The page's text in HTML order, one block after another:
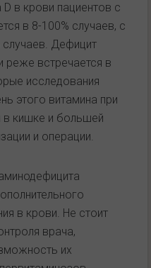
в крови пациентов с
в 8-100% случаев, с
Дефицит
встречается в
исследования
этого витамина при
в кишке и большей
и операции.
в крови. Не стоит
врача,
их